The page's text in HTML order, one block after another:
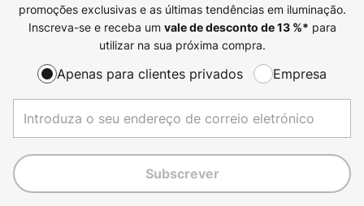
promoções exclusivas e as últimas tendências em iluminação.
Inscreva-se e receba um vale de desconto de13%* para
utilizar na sua próxima compra.
Apenas para clientes privados Empresa
Subscrever